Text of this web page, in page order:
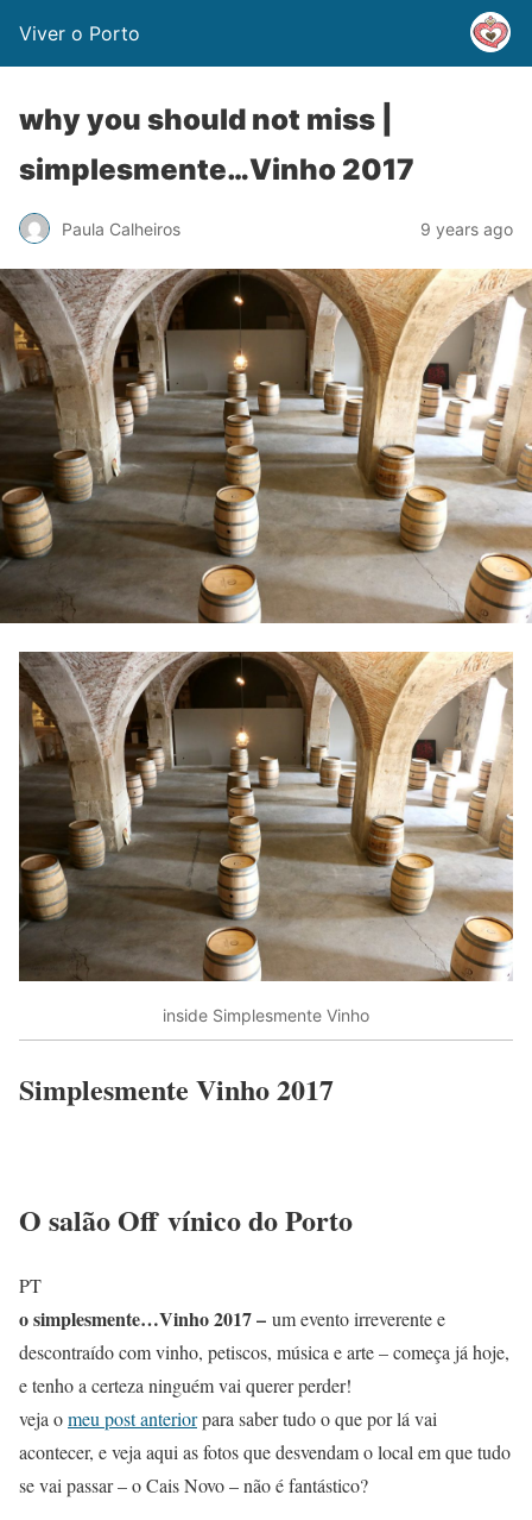
Viver o Porto
why you should not miss |
simplesmente…Vinho 2017
Paula Calheiros 9 years ago
inside Simplesmente Vinho
Simplesmente Vinho 2017
O salão Off vínico do Porto
PT
o simplesmente…Vinho 2017 – um evento irreverente e
descontraído com vinho, petiscos, música e arte – começa já hoje,
e tenho a certeza ninguém vai querer perder!
veja omeu post anteriorpara saber tudo o que por lá vai
acontecer, e veja aqui as fotos que desvendam o local em que tudo
se vai passar – o Cais Novo – não é fantástico?